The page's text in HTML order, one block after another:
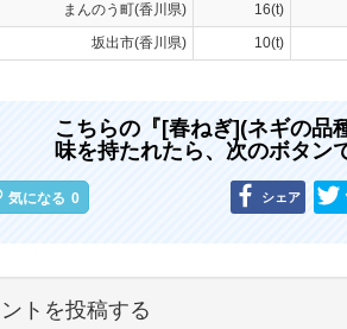
まんのう町(香川県)
16(t)
坂出市(香川県) 10(t)
こちらの『[春ねぎ](ネギの品
味を持たれたら、次のボタン
気になる 0 シェア
トを投稿する